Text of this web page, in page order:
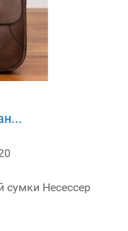
сумки Несессер